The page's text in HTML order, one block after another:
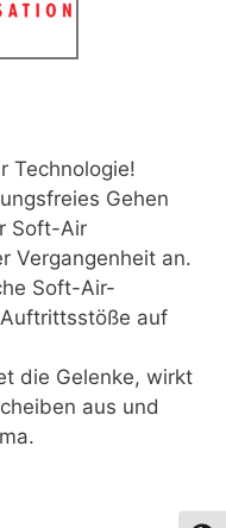
Technologie!
Gehen
Soft-Air
Vergangenheit an.
Soft-Air-
auf
die Gelenke, wirkt
aus und